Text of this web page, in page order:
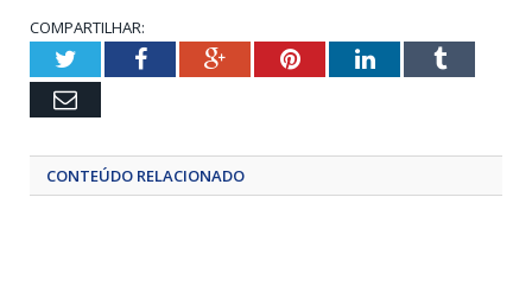
COMPARTILHAR:
TwitterFacebookGoogle+PinterestLinkedInTumblr
Email
CONTEÚDO RELACIONADO